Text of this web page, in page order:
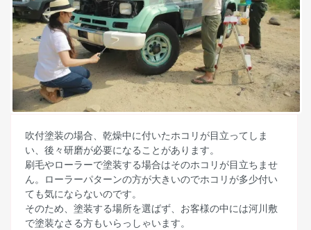
吹付塗装の場合、乾燥中に付いたホコリが目立ってしま
い、後々研磨が必要になることがあります。
刷毛やローラーで塗装する場合はそのホコリが目立ちませ
ん。ローラーパターンの方が大きいのでホコリが多少付い
ても気にならないのです。
そのため、塗装する場所を選ばず、お客様の中には河川敷
で塗装なさる方もいらっしゃいます。